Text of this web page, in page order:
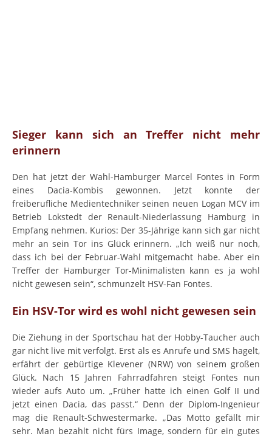
Sieger kann sich an Treffer nicht mehr
erinnern
Den hat jetzt der Wahl-Hamburger Marcel Fontes in Form
eines Dacia-Kombis gewonnen. Jetzt konnte der
freiberufliche Medientechniker seinen neuen Logan MCV im
Betrieb Lokstedt der Renault-Niederlassung Hamburg in
Empfang nehmen. Kurios: Der 35-Jährige kann sich gar nicht
mehr an sein Tor ins Glück erinnern. „Ich weiß nur noch,
dass ich bei der Februar-Wahl mitgemacht habe. Aber ein
Treffer der Hamburger Tor-Minimalisten kann es ja wohl
nicht gewesen sein“, schmunzelt HSV-Fan Fontes.
Ein HSV-Tor wird es wohl nicht gewesen sein
Die Ziehung in der Sportschau hat der Hobby-Taucher auch
gar nicht live mit verfolgt. Erst als es Anrufe und SMS hagelt,
erfährt der gebürtige Klevener (NRW) von seinem großen
Glück. Nach 15 Jahren Fahrradfahren steigt Fontes nun
wieder aufs Auto um. „Früher hatte ich einen Golf II und
jetzt einen Dacia, das passt.“ Denn der Diplom-Ingenieur
mag die Renault-Schwestermarke. „Das Motto gefällt mir
sehr. Man bezahlt nicht fürs Image, sondern für ein gutes